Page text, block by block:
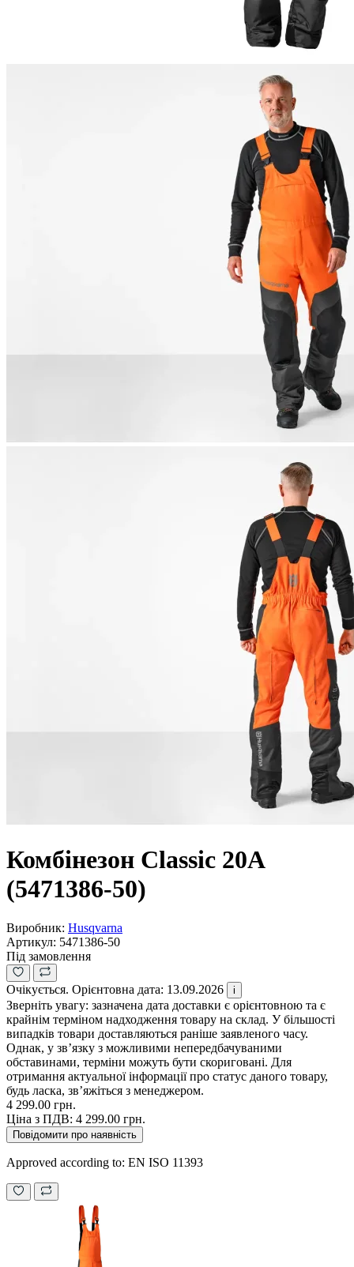
Комбінезон Classic 20A
(5471386-50)
Виробник: Husqvarna
Артикул: 5471386-50
Під замовлення
Очікується. Орієнтовна дата: 13.09.2026 i
Зверніть увагу: зазначена дата доставки є орієнтовною та є
крайнім терміном надходження товару на склад. У більшості
випадків товари доставляються раніше заявленого часу.
Однак, у зв’язку з можливими непередбачуваними
обставинами, терміни можуть бути скориговані. Для
отримання актуальної інформації про статус даного товару,
будь ласка, зв’яжіться з менеджером.
4 299.00 грн.
Ціна з ПДВ: 4 299.00 грн.
Повідомити про наявність
Approved according to: EN ISO 11393